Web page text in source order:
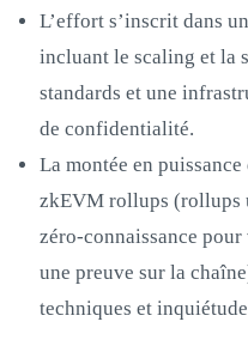
L’effort s’inscrit dans
incluant le scaling et la
standards et une
de confidentialité.
La montée en
zkEVM rollups (rollups
zéro‑connaissance
une preuve sur la
techniques et